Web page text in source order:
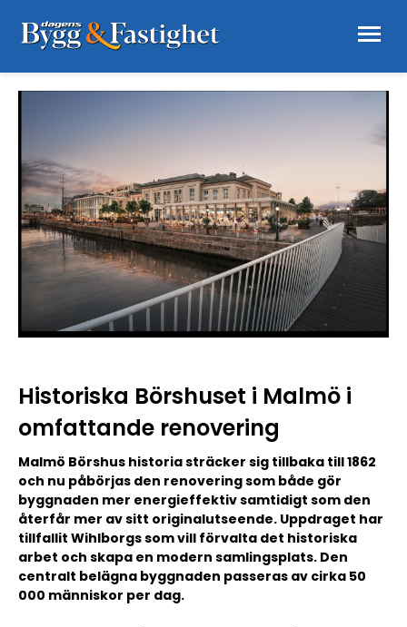
Historiska Börshuset i Malmö i
omfattande renovering
Malmö Börshus historia sträcker sig tillbaka till 1862
och nu påbörjas den renovering som både gör
byggnaden mer energieffektiv samtidigt som den
återfår mer av sitt originalutseende. Uppdraget har
tillfallit Wihlborgs som vill förvalta det historiska
arbet och skapa en modern samlingsplats. Den
centralt belägna byggnaden passeras av cirka 50
000 människor per dag.